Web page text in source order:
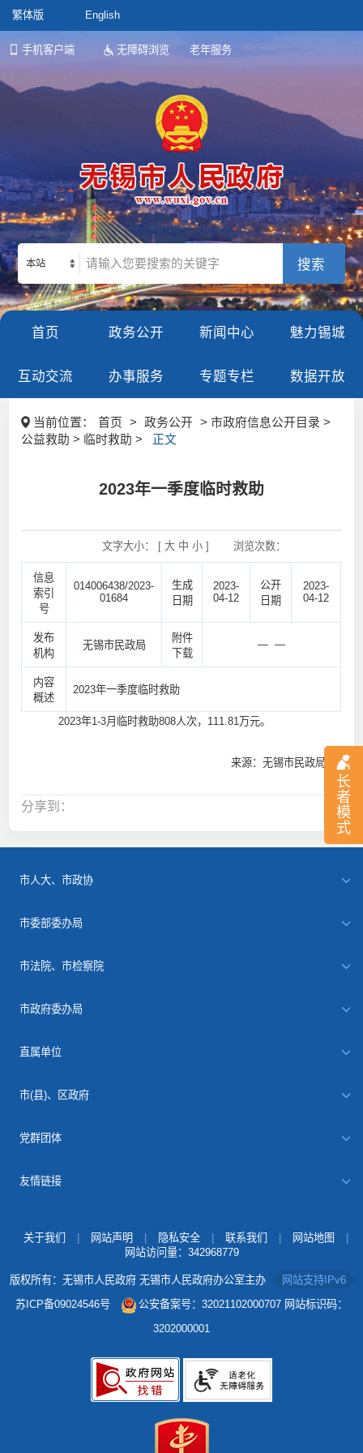
繁体版 English
手机客户端 无障碍浏览 老年服务
长
者
模
式
本站
首页 政务公开 新闻中心 魅力锡城
互动交流 办事服务 专题专栏 数据开放
当前位置： 首页 > 政务公开
> 市政府信息公开目录 >
公益救助 > 临时救助 >
正文
2023年一季度临时救助
文字大小： [ 大 中 小] 浏览次数：
信息
索引
号
014006438/2023-
01684
生成
日期
2023-
04-12
公开
日期
2023-
04-12
发布
机构
无锡市民政局
附件
下载
— —
内容
概述
2023年一季度临时救助
2023年1-3月临时救助808人次，111.81万元。
来源：无锡市民政局
分享到：
市人大、市政协
市委部委办局
市法院、市检察院
市政府委办局
直属单位
市(县)、区政府
党群团体
友情链接
关于我们 网站声明 隐私安全 联系我们 网站地图
网站访问量： 342968779
版权所有：无锡市人民政府 无锡市人民政府办公室主办
网站支持IPv6
苏ICP备09024546号
公安备案号：32021102000707 网站标识码：
3202000001